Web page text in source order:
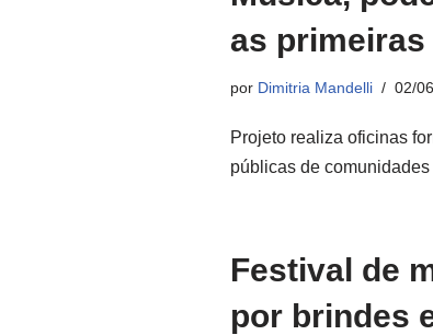
as primeiras
por Dimitria Mandelli 02/
Projeto realiza oficinas
públicas de
Festival de
por brindes